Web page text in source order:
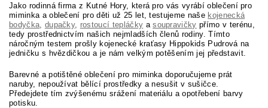
Jako rodinná firma z Kutné Hory, která pro vás vyrábí oblečení pro
miminka a oblečení pro děti už 25 let, testujeme naše kojenecká
bodyčka dupačky, rostoucí tepláčky asoupravičky přímo v terénu,
tedy prostřednictvím našich nejmladších členů rodiny. Tímto
náročným testem prošly kojenecké kraťasy Hippokids Pudrová na
jedničku s hvězdičkou a je nám velkým potěšením jej představit.
Barevné a potištěné oblečení pro miminka doporučujeme prát
naruby, nepoužívat bělící prostředky a nesušit v sušičce.
Předejdete tím zvýšenému srážení materiálu a opotřebení barvy
potisku.